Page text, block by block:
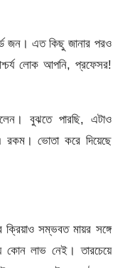
জন। এত কিছু জানার পরও
লোক আপনি, প্রফেসর!
বুঝতে পারছি, এটাও
রকম। ভোতা করে দিয়েছে
সম্ভবত মায়র সঙ্গে
লাভ নেই। তারচেয়ে